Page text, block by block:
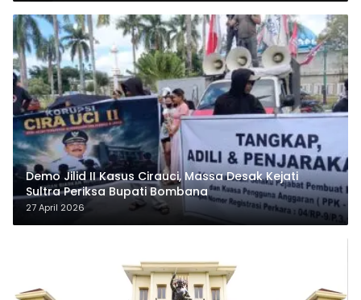
Demo Jilid II Kasus Cirauci, Massa Desak Kejati
Sultra Periksa Bupati Bombana
27 April 2026